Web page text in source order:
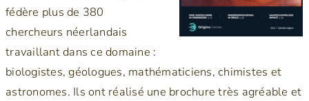
fédère plus de 380
chercheurs néerlandais
travaillant dans ce domaine :
biologistes, géologues, mathématiciens, chimistes et
astronomes. Ils ont réalisé une brochure très agréable et